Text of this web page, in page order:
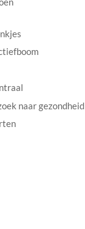
naar gezondheid